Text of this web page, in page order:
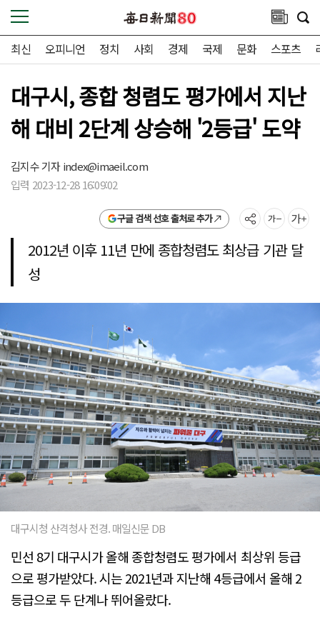
최신 오피니언 정치 사회 경제 국제 문화 스포츠
대구시, 종합 청렴도 평가에서 지난
해 대비 2단계 상승해 '2등급' 도약
김지수 기자index@imaeil.com
입력 2023-12-28 16:09:02
구글 검색 선호 출처로 추가
2012년 이후 11년 만에 종합청렴도 최상급 기관 달
성
대구시청 산격청사 전경. 매일신문 DB
민선 8기 대구시가 올해 종합청렴도 평가에서 최상위 등급
으로 평가받았다. 시는 2021년과 지난해 4등급에서 올해 2
등급으로 두 단계나 뛰어올랐다.